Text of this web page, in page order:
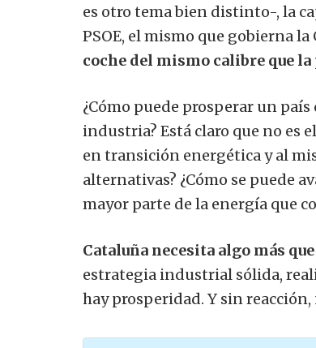
es otro tema bien distinto-, la
PSOE, el mismo que gobierna
coche del mismo calibre que
¿Cómo puede prosperar un
industria? Está claro que no es
en transición energética y al
alternativas? ¿Cómo se puede
mayor parte de la energía que
Cataluña necesita algo más
estrategia industrial sólida,
hay prosperidad. Y sin